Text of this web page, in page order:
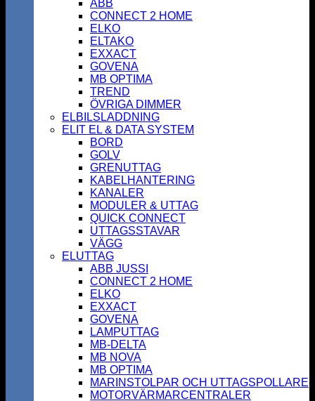
ABB
CONNECT 2 HOME
ELKO
ELTAKO
EXXACT
GOVENA
MB OPTIMA
TREND
ÖVRIGA DIMMER
ELBILSLADDNING
ELIT EL & DATA SYSTEM
BORD
GOLV
GRENUTTAG
KABELHANTERING
KANALER
MODULER & UTTAG
QUICK CONNECT
UTTAGSSTAVAR
VÄGG
ELUTTAG
ABB JUSSI
CONNECT 2 HOME
ELKO
EXXACT
GOVENA
LAMPUTTAG
MB-DELTA
MB NOVA
MB OPTIMA
MARINSTOLPAR OCH UTTAGSPOLLARE
MOTORVÄRMARCENTRALER